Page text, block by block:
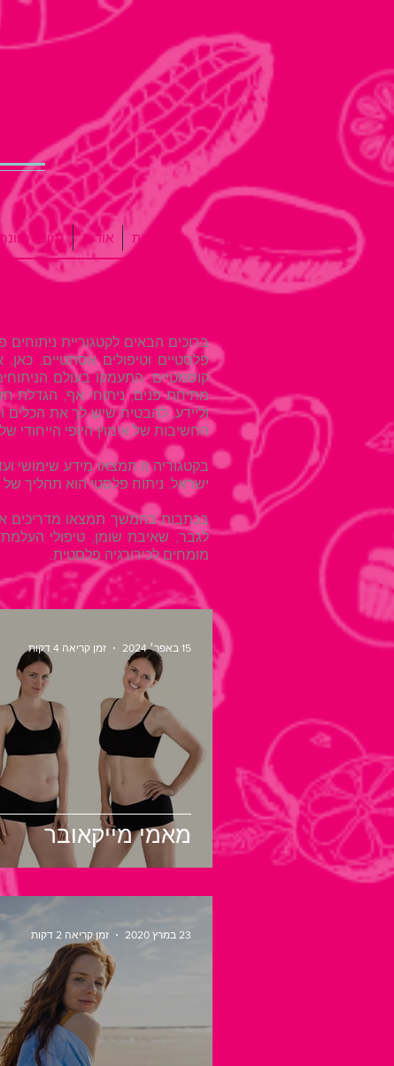
דף הבית אודות תזונה נכונה
ברוכים הבאים לקטגוריית
פלסטיים וטיפולים אסתטיים.
קוסמטיים. התעמקו בעולם
מתיחת פנים, ניתוחי אף, הגדלת
וליידע, להבטיח שיש לך את
החשיבות של אימוץ היופי הייחודי
בקטגוריה זו תמצאו מידע שימושי
ישראל. ניתוח פלסטי הוא תהליך
בכתבות בהמשך תמצאו מדריכים
לגבר, שאיבת שומן, טיפולי
מומחים לכירורגיה פלסטית.
מאמי מייקאובר
15 באפר׳ 2024 זמן קריאה 4 דקות
23 במרץ 2020 זמן קריאה 2 דקות